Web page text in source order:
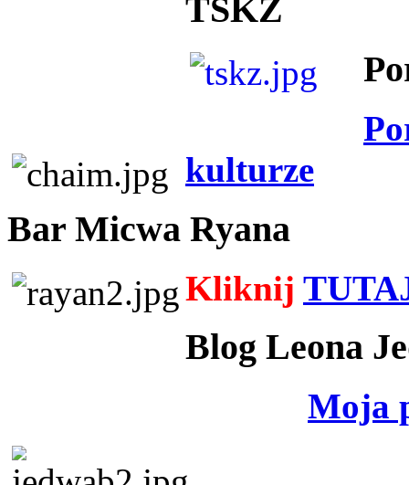
TSKZ
kulturze
Bar Micwa Ryana
Kliknij
Blog Leona
Moja